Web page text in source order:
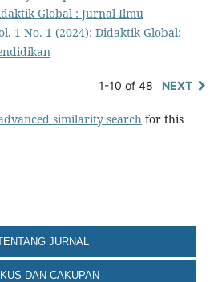
Global : Jurnal Ilmu
1 No. 1 (2024): Didaktik Global:
1-10 of 48 NEXT
similarity searchfor this
JURNAL
DAN CAKUPAN